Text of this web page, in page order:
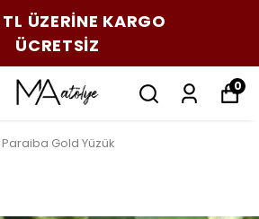
ÜZERİNE KARGO
ÜCRETSİZ
0
Gold Yüzük